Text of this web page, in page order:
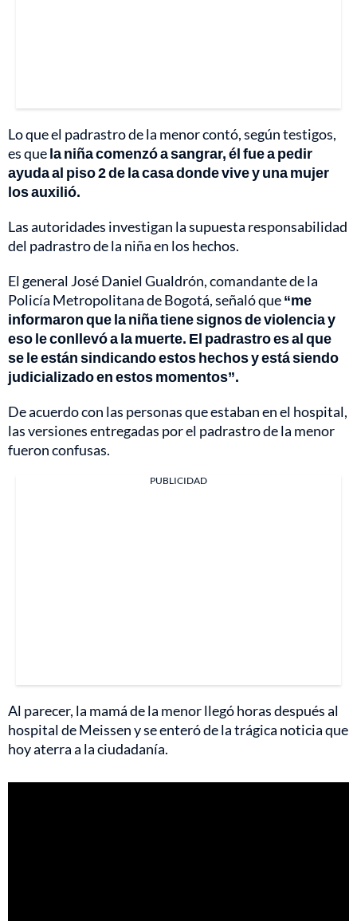
Lo que el padrastro de la menor contó, según testigos,
es quela niña comenzó a sangrar, él fue a pedir
ayuda al piso 2 de la casa donde vive y una mujer
los auxilió.
Las autoridades investigan la supuesta responsabilidad
del padrastro de la niña en los hechos.
El general José Daniel Gualdrón, comandante de la
Policía Metropolitana de Bogotá, señaló que“me
informaron que la niña tiene signos de violencia y
eso le conllevó a la muerte. El padrastro es al que
se le están sindicando estos hechos y está siendo
judicializado en estos momentos”.
De acuerdo con las personas que estaban en el hospital,
las versiones entregadas por el padrastro de la menor
fueron confusas.
PUBLICIDAD
Al parecer, la mamá de la menor llegó horas después al
hospital de Meissen y se enteró de la trágica noticia que
hoy aterra a la ciudadanía.